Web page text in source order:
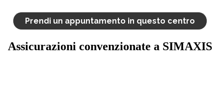
Prendi un appuntamento in questo centro
Assicurazioni convenzionate a SIMAXIS